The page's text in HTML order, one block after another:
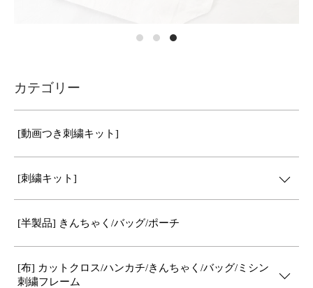
カテゴリー
[動画つき刺繍キット]
[刺繍キット]
[半製品] きんちゃく/バッグ/ポーチ
[布] カットクロス/ハンカチ/きんちゃく/バッグ/ミシン
刺繍フレーム